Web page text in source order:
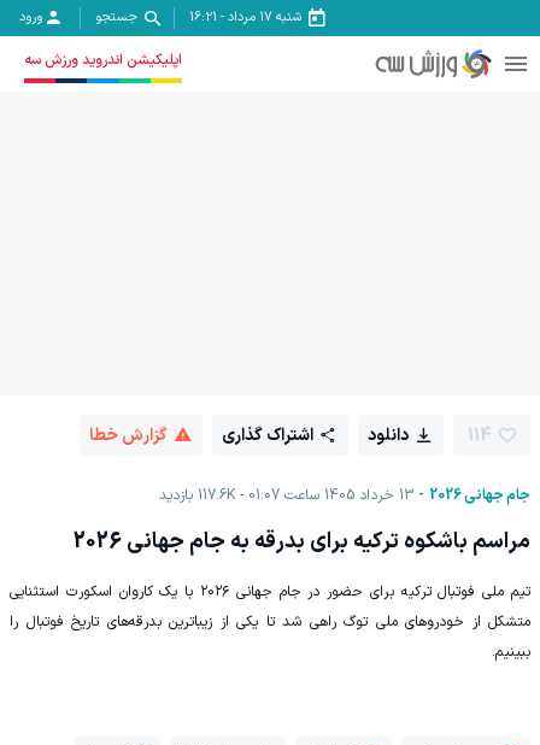
شنبه ۱۷ مرداد -
16:21 جستجو ورود
اپلیکیشن اندروید ورزش سه
جام جهانی 2026 13 خرداد 1405 ساعت 01:07 117.6K بازدید
114 دانلود اشتراک گذاری گزارش خطا
مراسم باشکوه ترکیه برای بدرقه به جام جهانی 2026
‫تیم ملی فوتبال ترکیه برای حضور در جام جهانی ۲۰۲۶ با یک کاروان اسکورت استثنایی
متشکل از خودروهای ملی توگ راهی شد تا یکی از زیباترین بدرقه‌های تاریخ فوتبال را
ببینیم.